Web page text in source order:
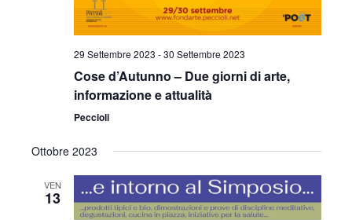
29 Settembre 2023 -30 Settembre 2023
Cose d’Autunno – Due giorni di arte,
informazione e attualità
Peccioli
Ottobre 2023
VEN
13